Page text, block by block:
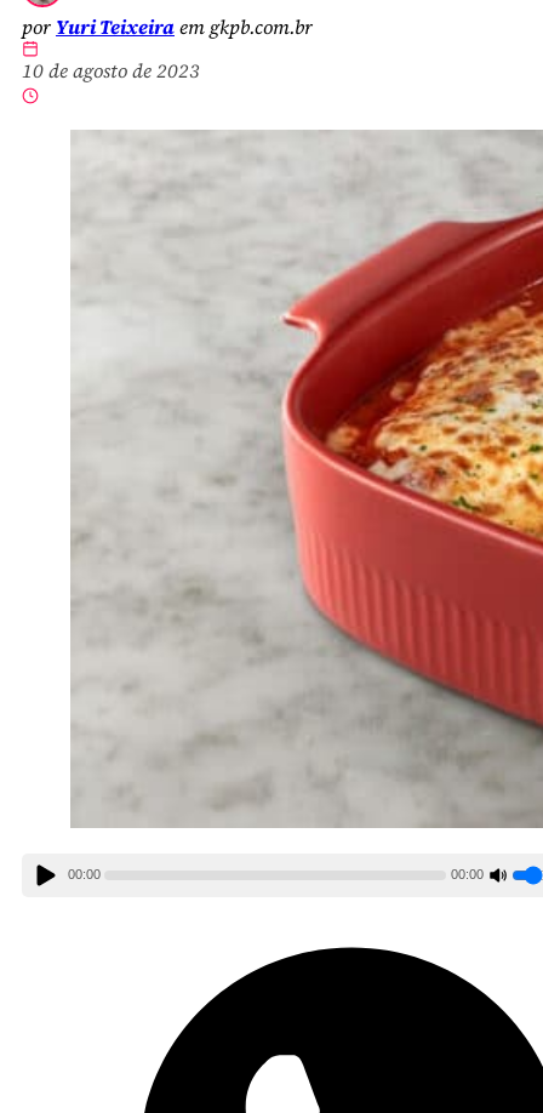
por Yuri Teixeiraem gkpb.com.br
10 de agosto de 2023
00:00 00:00